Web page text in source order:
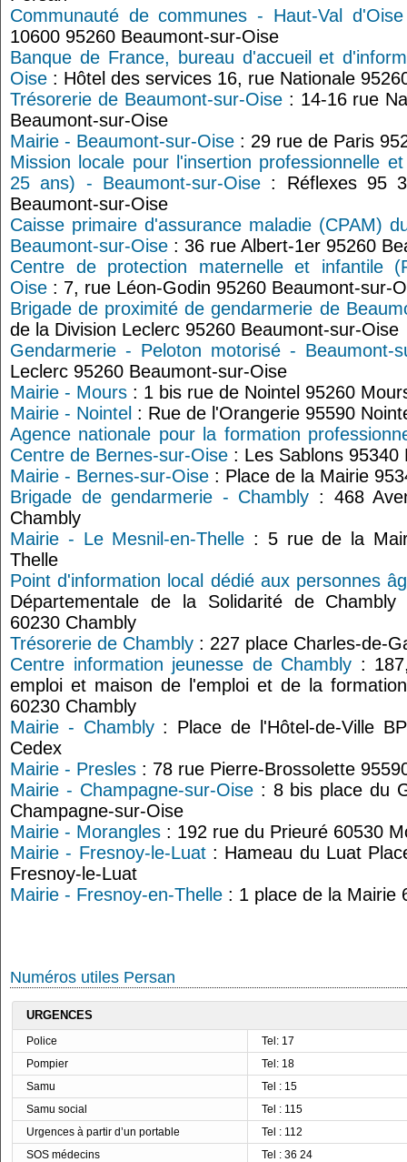
Communauté de communes - Haut-Val d'Oise
10600 95260 Beaumont-sur-Oise
Banque de France, bureau d'accueil et
Oise : Hôtel des services 16, rue Nationale
Trésorerie de Beaumont-sur-Oise: 14-16 rue
Beaumont-sur-Oise
Mairie - Beaumont-sur-Oise : 29 rue de Paris
Mission locale pour l'insertion professionnelle
25 ans) - Beaumont-sur-Oise: Réflexes 95
Beaumont-sur-Oise
Caisse primaire d'assurance maladie (CPAM)
Beaumont-sur-Oise : 36 rue Albert-1er 95260
Centre de protection maternelle et infantile
Oise : 7, rue Léon-Godin 95260 Beaumont-sur-
Brigade de proximité de gendarmerie de
de la Division Leclerc 95260 Beaumont-sur-Oise
Gendarmerie - Peloton motorisé - Beaumont-
Leclerc 95260 Beaumont-sur-Oise
Mairie - Mours : 1 bis rue de Nointel 95260
Mairie - Nointel : Rue de l'Orangerie 95590
Agence nationale pour la formation
Centre de Bernes-sur-Oise : Les Sablons 95340
Mairie - Bernes-sur-Oise : Place de la Mairie
Brigade de gendarmerie - Chambly : 468
Chambly
Mairie - Le Mesnil-en-Thelle : 5 rue de la
Thelle
Point d'information local dédié aux personnes
Départementale de la Solidarité de
60230 Chambly
Trésorerie de Chambly : 227 place Charles-de-
Centre information jeunesse de Chambly :
emploi et maison de l'emploi et de la
60230 Chambly
Mairie - Chambly: Place de l'Hôtel-de-Ville
Cedex
Mairie - Presles : 78 rue Pierre-Brossolette
Mairie - Champagne-sur-Oise: 8 bis place du
Champagne-sur-Oise
Mairie - Morangles : 192 rue du Prieuré 60530
Mairie - Fresnoy-le-Luat: Hameau du Luat
Fresnoy-le-Luat
Mairie - Fresnoy-en-Thelle : 1 place de la Mairie
Numéros utiles Persan
URGENCES
Police
Tel: 17
Pompier
Tel: 18
Samu
Tel : 15
Samu social
Tel : 115
Urgences à partir d’un portable
Tel : 112
SOS médecins
Tel : 36 24